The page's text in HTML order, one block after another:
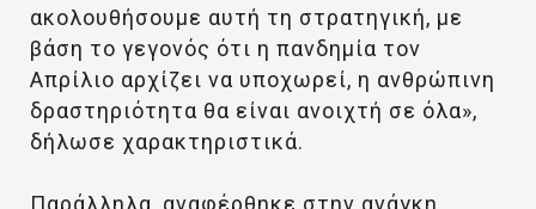
ακολουθήσουμε αυτή τη στρατηγική, με
βάση το γεγονός ότι η πανδημία τον
Απρίλιο αρχίζει να υποχωρεί, η ανθρώπινη
δραστηριότητα θα είναι ανοιχτή σε όλα»,
δήλωσε χαρακτηριστικά.
Παράλληλα, αναφέρθηκε στην ανάγκη